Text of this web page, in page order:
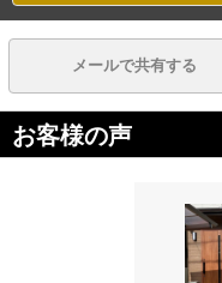
メールで共有する
お客様の声